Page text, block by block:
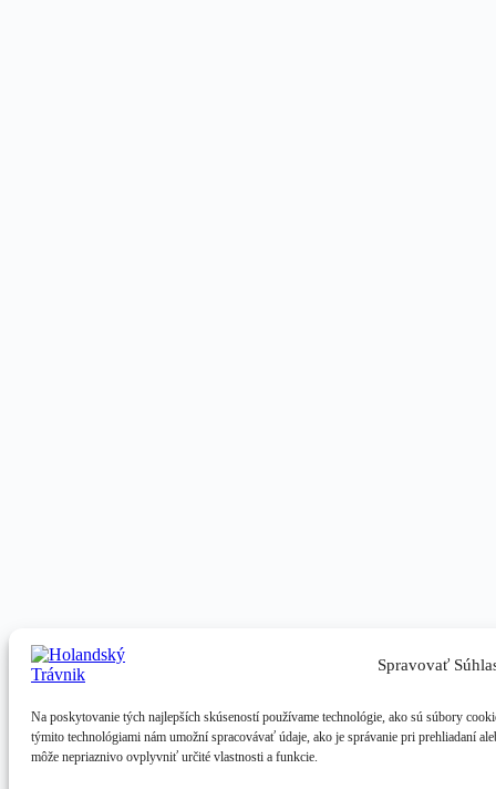
Spravovať
Na poskytovanie tých najlepších skúseností používame technológie, ako sú súbory
týmito technológiami nám umožní spracovávať údaje, ako je správanie pri prehliadaní
môže nepriaznivo ovplyvniť určité vlastnosti a funkcie.